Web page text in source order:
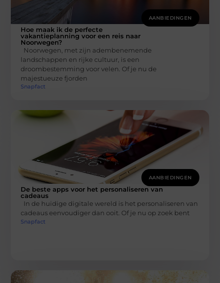
AANBIEDINGEN
Hoe maak ik de perfecte
vakantieplanning voor een reis naar
Noorwegen?
Noorwegen, met zijn adembenemende
landschappen en rijke cultuur, is een
droombestemming voor velen. Of je nu de
majestueuze fjorden
Snapfact
AANBIEDINGEN
De beste apps voor het personaliseren van
cadeaus
In de huidige digitale wereld is het personaliseren van
cadeaus eenvoudiger dan ooit. Of je nu op zoek bent
Snapfact